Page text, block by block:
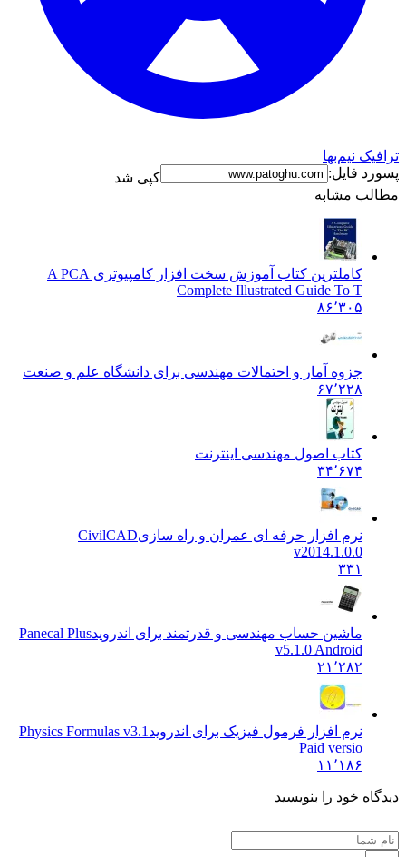
ترافیک نیم‌بها
پسورد فایل:
کپی شد
مطالب مشابه
کاملترین کتاب آموزش سخت افزار کامپیوتری A PC A
Complete Illustrated Guide To T
۸۶٬۳۰۵
جزوه آمار و احتمالات مهندسی برای دانشگاه علم و صنعت
۶۷٬۲۲۸
کتاب اصول مهندسی اینترنت
۳۴٬۶۷۴
نرم افزار حرفه ای عمران و راه سازیCivilCAD
v2014.1.0.0
۳۳۱
ماشین حساب مهندسی و قدرتمند برای اندرویدPanecal Plus
v5.1.0 Android
۲۱٬۲۸۲
نرم افزار فرمول فیزیک برای اندروید Physics Formulas v3.1
Paid versio
۱۱٬۱۸۶
دیدگاه خود را بنویسید